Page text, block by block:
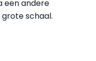
een andere
schaal.